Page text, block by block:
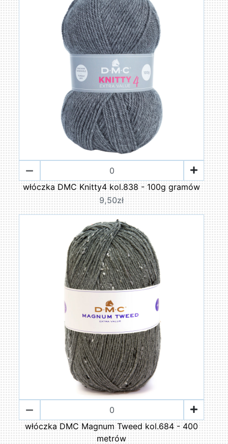
włóczka DMC Knitty4 kol.838 - 100g gramów
9,50zł
włóczka DMC Magnum Tweed kol.684 - 400
metrów